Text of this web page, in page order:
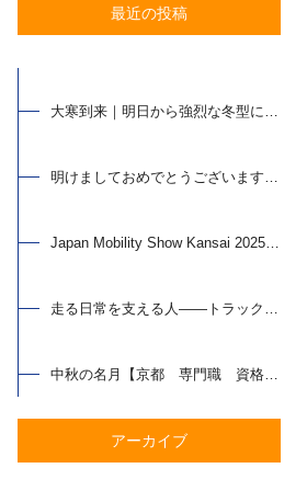
最近の投稿
大寒到来｜明日から強烈な冬型に…【京都 専門職 資格支援】
明けましておめでとうございます【京都 専門職 資格支援】
Japan Mobility Show Kansai 2025 行ってきました【京都 専門職 資格支援】
走る日常を支える人——トラック整備士の魅力とは【京都 専門職 資格支援】
中秋の名月【京都 専門職 資格支援】
アーカイブ